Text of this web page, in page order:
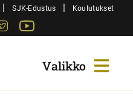
| SJK-Edustus | Koulutukset
Twitter